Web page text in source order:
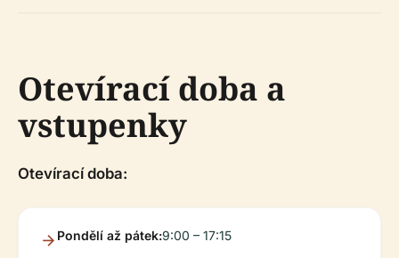
Otevírací doba a
vstupenky
Otevírací doba:
Pondělí až pátek:9:00 – 17:15